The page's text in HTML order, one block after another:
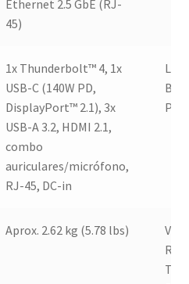
Ethernet 2.5 GbE (RJ-
45)
1x Thunderbolt™ 4, 1x
USB-C (140W PD,
DisplayPort™ 2.1), 3x
USB-A 3.2, HDMI 2.1,
combo
auriculares/micrófono,
RJ-45, DC-in
Aprox. 2.62 kg (5.78 lbs)